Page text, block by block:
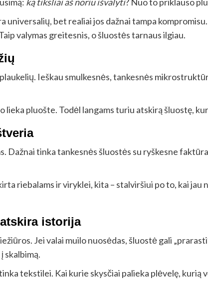
universalių, bet realiai jos dažnai tampa
valymas greitesnis, o šluostės tarnaus ilgiau.
Ieškau smulkesnės, tankesnės
lieka pluošte. Todėl langams turiu atskirą šluostę,
Dažnai tinka tankesnės šluostės su ryškesne
riebalams ir viryklei, kita – stalviršiui po to, kai jau
istorija
Jei valai muilo nuosėdas, šluostė gali
skalbimą.
tekstilei. Kai kurie skysčiai palieka plėvelę, kurią